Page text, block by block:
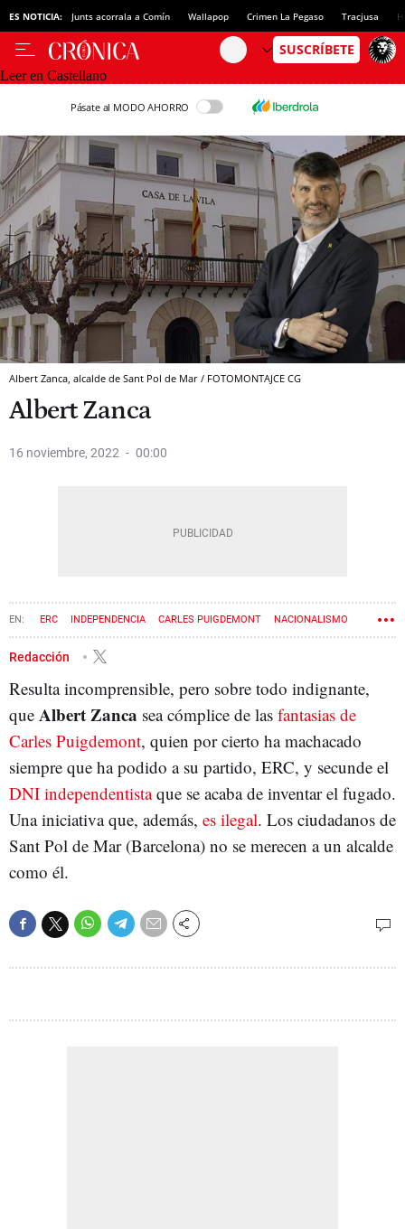
ES NOTICIA: Junts acorrala a Comín Wallapop Crimen La Pegaso Tracjusa
Leer en Castellano
Pásate al MODO AHORRO
Albert Zanca, alcalde de Sant Pol de Mar / FOTOMONTAJCE CG
Albert Zanca
16 noviembre, 2022 00:00
ERC INDEPENDENCIA CARLES PUIGDEMONT NACIONALISMO
PROCÉS CONSELL PER LA REPÚBLICA
Redacción
Resulta incomprensible, pero sobre todo indignante,
que Albert Zanca sea cómplice de las fantasias de
Carles Puigdemont, quien por cierto ha machacado
siempre que ha podido a su partido, ERC, y secunde el
DNI independentistaque se acaba de inventar el fugado.
Una iniciativa que, además, es ilegal. Los ciudadanos de
Sant Pol de Mar (Barcelona) no se merecen a un alcalde
como él.